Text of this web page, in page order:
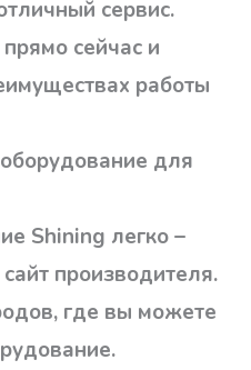
сервис.
сейчас и
работы
для
Shining легко –
производителя.
где вы можете